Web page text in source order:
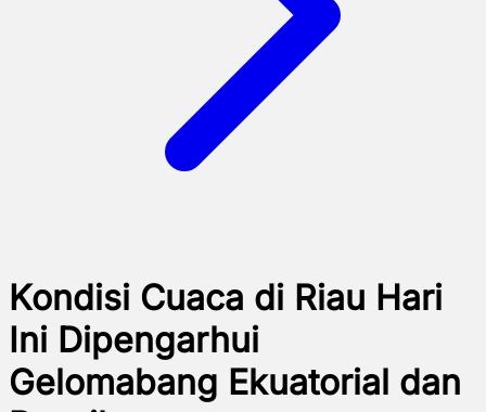
Kondisi Cuaca di Riau Hari
Ini Dipengarhui
Gelomabang Ekuatorial dan